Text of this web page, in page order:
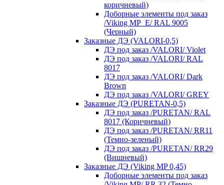
коричневый)
Доборные элементы под заказ
/Viking MP_E/ RAL 9005
(Черный)
Заказные ДЭ (VALORI-0,5)
ДЭ под заказ /VALORI/ Violet
ДЭ под заказ /VALORI/ RAL
8017
ДЭ под заказ /VALORI/ Dark
Brown
ДЭ под заказ /VALORI/ GREY
Заказные ДЭ (PURETAN-0,5)
ДЭ под заказ /PURETAN/ RAL
8017 (Коричневый)
ДЭ под заказ /PURETAN/ RR11
(Темно-зеленый)
ДЭ под заказ /PURETAN/ RR29
(Вишневый)
Заказные ДЭ (Viking MP 0,45)
Доборные элементы под заказ